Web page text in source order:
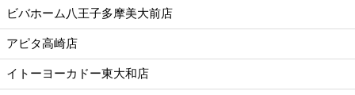
ビバホーム八王子多摩美大前店
アピタ高崎店
イトーヨーカドー東大和店